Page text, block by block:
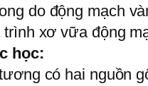
do động mạch
trình xơ vữa động
học:
có hai nguồn